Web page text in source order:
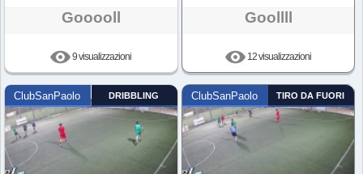
Gooooll
9 visualizzazioni
Goollll
12 visualizzazioni
ClubSanPaolo DRIBBLING ClubSanPaolo TIRO DA FUORI